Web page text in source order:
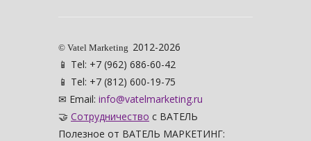
© Vatel Marketing 2012-2026
📱 Tel: +7 (962) 686-60-42
📱 Tel: +7 (812) 600-19-75
✉ Email: info@vatelmarketing.ru
🤝 Сотрудничество с ВАТЕЛЬ
Полезное от ВАТЕЛЬ МАРКЕТИНГ: